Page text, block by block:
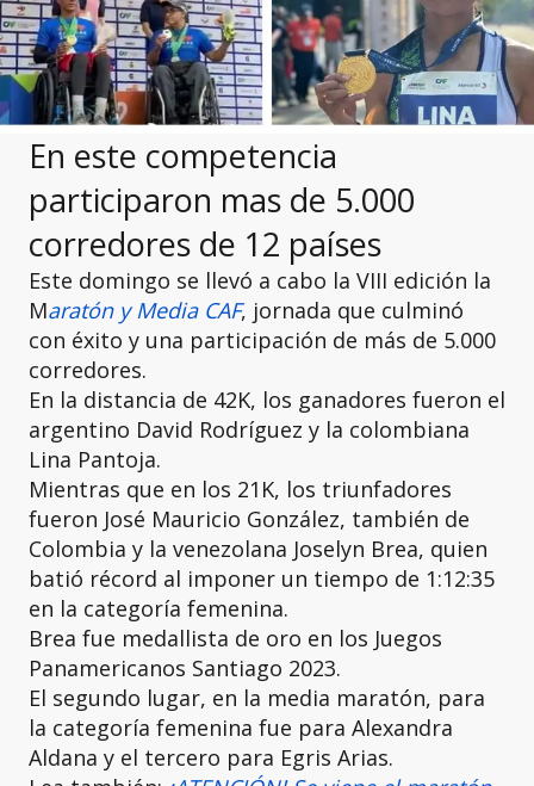
En este competencia
participaron mas de 5.000
corredores de 12 países
Este domingo se llevó a cabo la VIII edición la
Maratón y Media CAF, jornada que culminó
con éxito y una participación de más de 5.000
corredores.
En la distancia de 42K, los ganadores fueron el
argentino David Rodríguez y la colombiana
Lina Pantoja.
Mientras que en los 21K, los triunfadores
fueron José Mauricio González, también de
Colombia y la venezolana Joselyn Brea, quien
batió récord al imponer un tiempo de 1:12:35
en la categoría femenina.
Brea fue medallista de oro en los Juegos
Panamericanos Santiago 2023.
El segundo lugar, en la media maratón, para
la categoría femenina fue para Alexandra
Aldana y el tercero para Egris Arias.